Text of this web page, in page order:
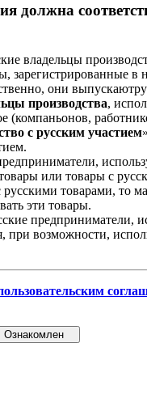
должна
владельцы
зарегистрированные
они
производства,
(компаньонов,
с русским участием
или товары с
русскими товарами, то
эти товары.
предприниматели,
при возможности,
Ознакомлен